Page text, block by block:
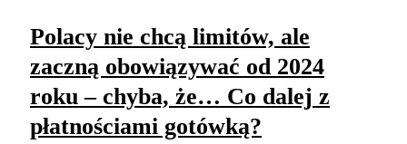
Polacy nie chcą limitów, ale
zaczną obowiązywać od 2024
roku – chyba, że… Co dalej z
płatnościami gotówką?